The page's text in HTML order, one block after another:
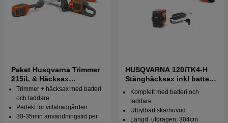
Paket Husqvarna Trimmer
215iL & Häcksax
215iHD45 inkl B70 & C80
Trimmer + häcksax med batteri
och laddare
Perfekt för villaträdgården
30-35min användningstid per
HUSQVARNA 120iTK4-H
Stånghäcksax inkl batteri
& laddare
Komplett med batteri och
laddare
Utbytbart skärhuvud
Längd, utdragen: 304cm